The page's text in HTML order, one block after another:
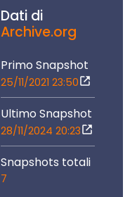
Dati di
Archive.org
Primo Snapshot
25/11/2021 23:50
Ultimo Snapshot
28/11/2024 20:23
Snapshots totali
7